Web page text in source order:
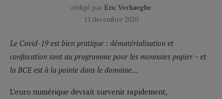
rédigé par Eric Verhaeghe
11 décembre 2020
Le Covid-19 est bien pratique : dématérialisation et
confiscation sont au programme pour les monnaies papier – et
la BCE est à la pointe dans le domaine…
L’euro numérique devrait survenir rapidement,